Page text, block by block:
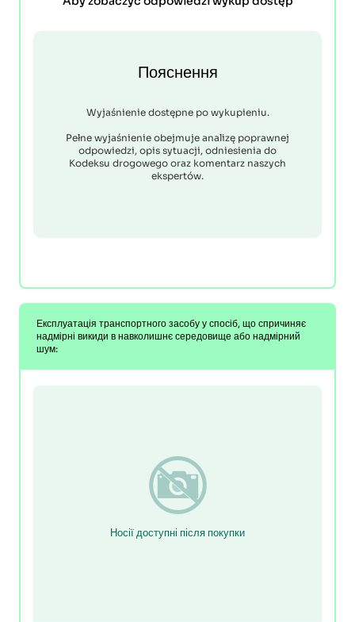
Пояснення
Wyjaśnienie dostępne po wykupieniu.
Pełne wyjaśnienie obejmuje analizę poprawnej
odpowiedzi, opis sytuacji, odniesienia do
Kodeksu drogowego oraz komentarz naszych
ekspertów.
Експлуатація транспортного засобу у спосіб, що спричиняє
надмірні викиди в навколишнє середовище або надмірний
шум:
Носії доступні після покупки